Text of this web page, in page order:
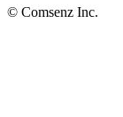
© Comsenz Inc.